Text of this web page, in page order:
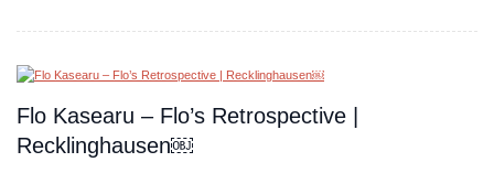
Flo Kasearu – Flo’s Retrospective |
Recklinghausen￼